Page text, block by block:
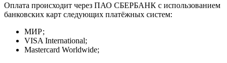
Оплата происходит через ПАО СБЕРБАНК с использованием
банковских карт следующих платёжных систем:
МИР;
VISA International;
Mastercard Worldwide;